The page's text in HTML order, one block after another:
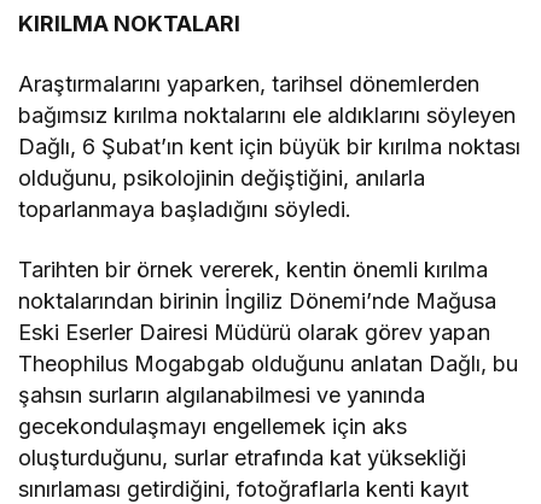
KIRILMA NOKTALARI
Araştırmalarını yaparken, tarihsel dönemlerden
bağımsız kırılma noktalarını ele aldıklarını söyleyen
Dağlı, 6 Şubat’ın kent için büyük bir kırılma noktası
olduğunu, psikolojinin değiştiğini, anılarla
toparlanmaya başladığını söyledi.
Tarihten bir örnek vererek, kentin önemli kırılma
noktalarından birinin İngiliz Dönemi’nde Mağusa
Eski Eserler Dairesi Müdürü olarak görev yapan
Theophilus Mogabgab olduğunu anlatan Dağlı, bu
şahsın surların algılanabilmesi ve yanında
gecekondulaşmayı engellemek için aks
oluşturduğunu, surlar etrafında kat yüksekliği
sınırlaması getirdiğini, fotoğraflarla kenti kayıt